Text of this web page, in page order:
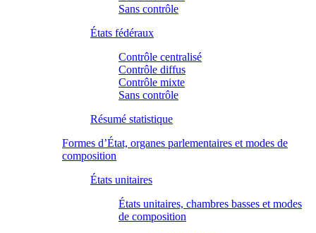
Sans contrôle
États fédéraux
Contrôle centralisé
Contrôle diffus
Contrôle mixte
Sans contrôle
Résumé statistique
Formes d’État, organes parlementaires et modes de
composition
États unitaires
États unitaires, chambres basses et modes
de composition